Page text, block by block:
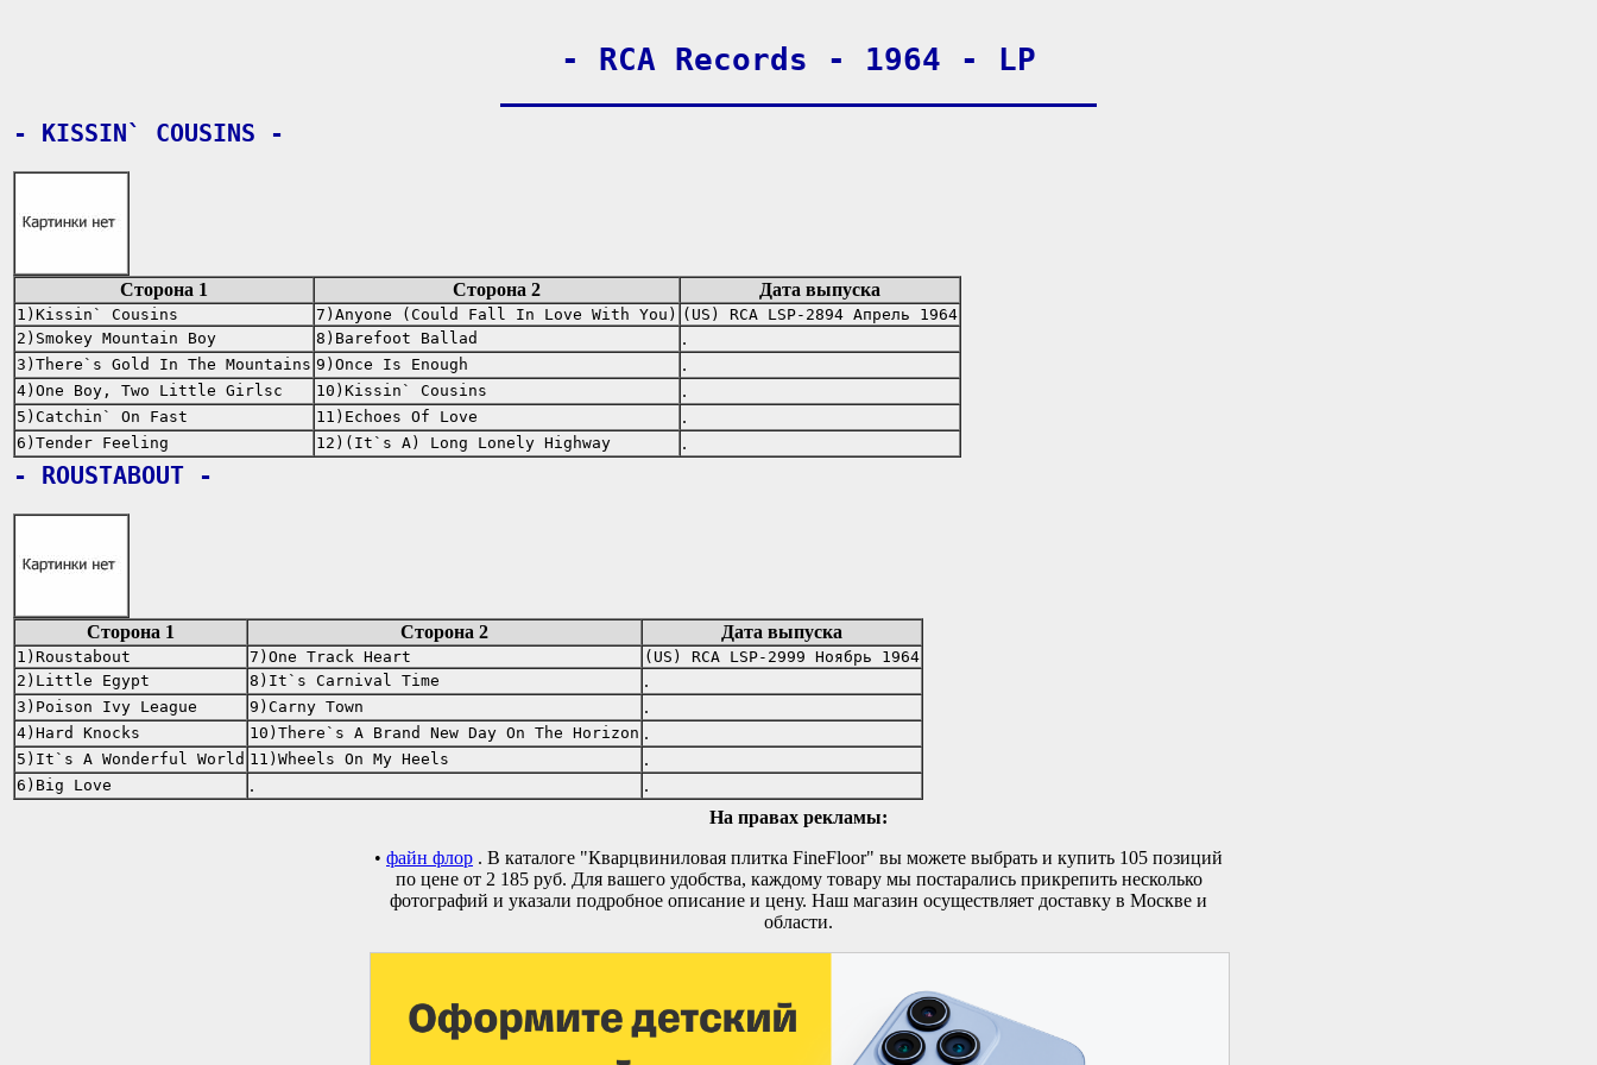
- RCA Records - 1964 - LP
- KISSIN` COUSINS -
Сторона 1 Сторона 2 Дата выпуска
1)Kissin` Cousins 7)Anyone (Could Fall In Love With You) (US) RCA LSP-2894 Апрель 1964
2)Smokey Mountain Boy
8)Barefoot Ballad .
3)There`s Gold In The Mountains 9)Once Is Enough .
4)One Boy, Two Little Girlsс 10)Kissin` Cousins .
5)Catchin` On Fast 11)Echoes Of Love .
6)Tender Feeling 12)(It`s A) Long Lonely Highway .
- ROUSTABOUT -
Сторона 1 Сторона 2 Дата выпуска
1)Roustabout 7)One Track Heart
(US) RCA LSP-2999 Ноябрь 1964
2)Little Egypt
8)It`s Carnival Time .
3)Poison Ivy League 9)Carny Town .
4)Hard Knocks 10)There`s A Brand New Day On The Horizon .
5)It`s A Wonderful World 11)Wheels On My Heels .
6)Big Love .
.
На правах рекламы:
• файн флор . В каталоге "Кварцвиниловая плитка FineFloor" вы можете выбрать и купить 105 позиций
по цене от 2 185 руб. Для вашего удобства, каждому товару мы постарались прикрепить несколько
фотографий и указали подробное описание и цену. Наш магазин осуществляет доставку в Москве и
области.